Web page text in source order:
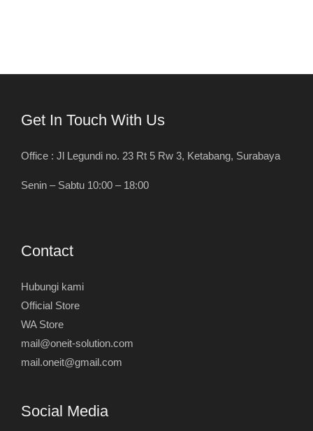
Get In Touch With Us
Office : Jl Legundi no. 23 Rt 5 Rw 3, Ketabang, Surabaya
Senin – Sabtu 10:00 – 18:00
Contact
Hubungi kami
Official Store
WA Store
mail@oneit-solution.com
mail.oneit@gmail.com
Social Media